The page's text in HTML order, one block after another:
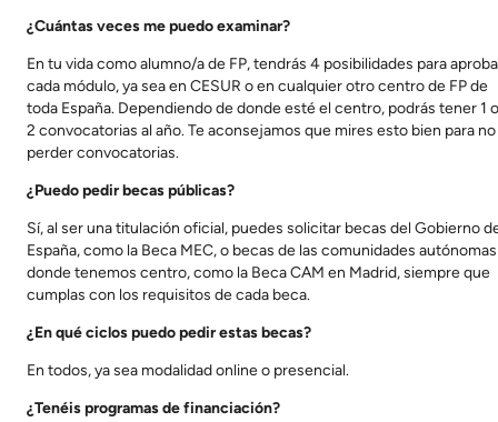
¿Cuántas veces me puedo examinar?
En tu vida como alumno/a de FP, tendrás 4 posibilidades para
cada módulo, ya sea en CESUR o en cualquier otro centro de FP de
toda España. Dependiendo de donde esté el centro, podrás tener 1 o
2 convocatorias al año. Te aconsejamos que mires esto bien para no
perder convocatorias.
¿Puedo pedir becas públicas?
Sí, al ser una titulación oficial, puedes solicitar becas del Gobierno
España, como la Beca MEC, o becas de las comunidades autónomas
donde tenemos centro, como la Beca CAM en Madrid, siempre que
cumplas con los requisitos de cada beca.
¿En qué ciclos puedo pedir estas becas?
En todos, ya sea modalidad online o presencial.
¿Tenéis programas de financiación?